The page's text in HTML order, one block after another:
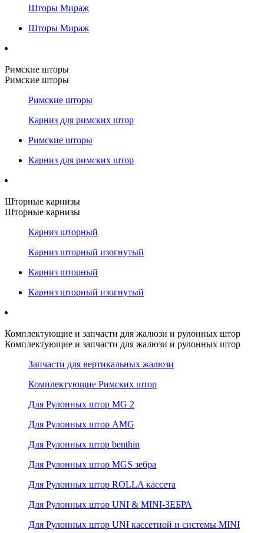
Шторы Мираж
Шторы Мираж
Римские шторы
Римские шторы
Римские шторы
Карниз для римских штор
Римские шторы
Карниз для римских штор
Шторные карнизы
Шторные карнизы
Карниз шторный
Карниз шторный изогнутый
Карниз шторный
Карниз шторный изогнутый
Комплектующие и запчасти для жалюзи и рулонных штор
Комплектующие и запчасти для жалюзи и рулонных штор
Запчасти для вертикальных жалюзи
Комплектующие Римских штор
Для Рулонных штор MG 2
Для Рулонных штор AMG
Для Рулонных штор benthin
Для Рулонных штор MGS зебра
Для Рулонных штор ROLLA кассета
Для Рулонных штор UNI & MINI-ЗЕБРА
Для Рулонных штор UNI кассетной и системы MINI